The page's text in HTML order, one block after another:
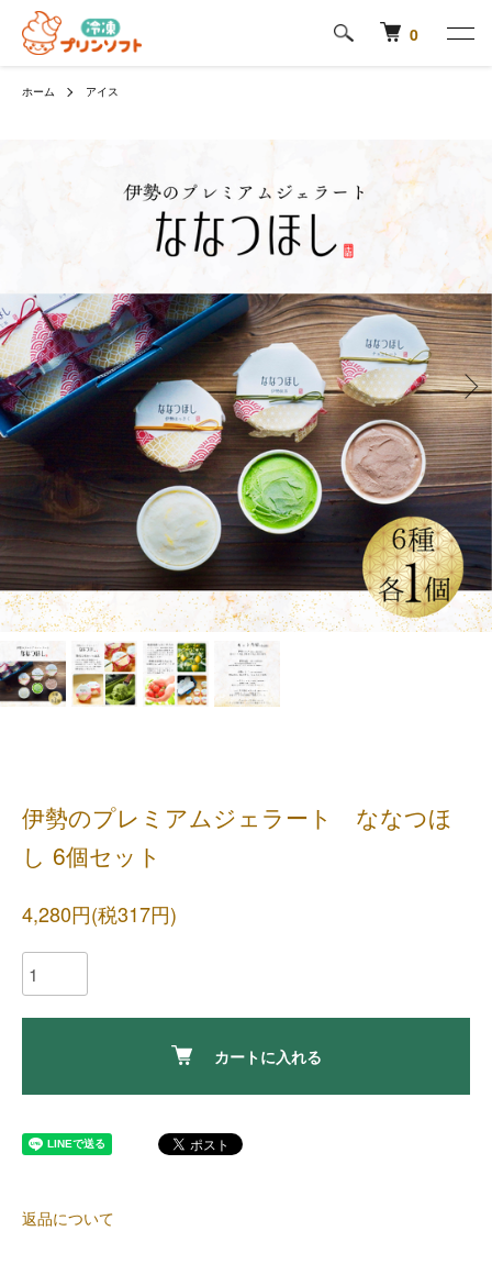
0
ホーム アイス
伊勢のプレミアムジェラート ななつほ
し 6個セット
4,280円(税317円)
カートに入れる
返品について